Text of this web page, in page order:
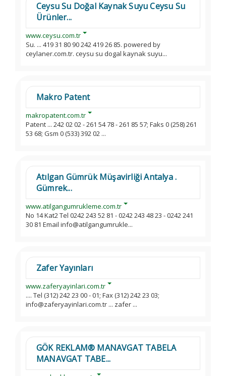
Ceysu Su Doğal Kaynak Suyu Ceysu Su
Ürünler...
www.ceysu.com.tr
Su. ... 419 31 80 90 242 419 26 85. powered by
ceylaner.com.tr. ceysu su dogal kaynak suyu...
Makro Patent
makropatent.com.tr
Patent ... 242 02 02 - 261 54 78 - 261 85 57; Faks 0 (258) 261
53 68; Gsm 0 (533) 392 02 ...
Atılgan Gümrük Müşavirliği Antalya .
Gümrek...
www.atilgangumrukleme.com.tr
No 14 Kat2 Tel 0242 243 52 81 - 0242 243 48 23 - 0242 241
30 81 Email info@atilgangumrukle...
Zafer Yayınları
www.zaferyayinlari.com.tr
.... Tel (312) 242 23 00 - 01; Fax (312) 242 23 03;
info@zaferyayinlari.com.tr ... zafer ...
GÖK REKLAM® MANAVGAT TABELA
MANAVGAT TABE...